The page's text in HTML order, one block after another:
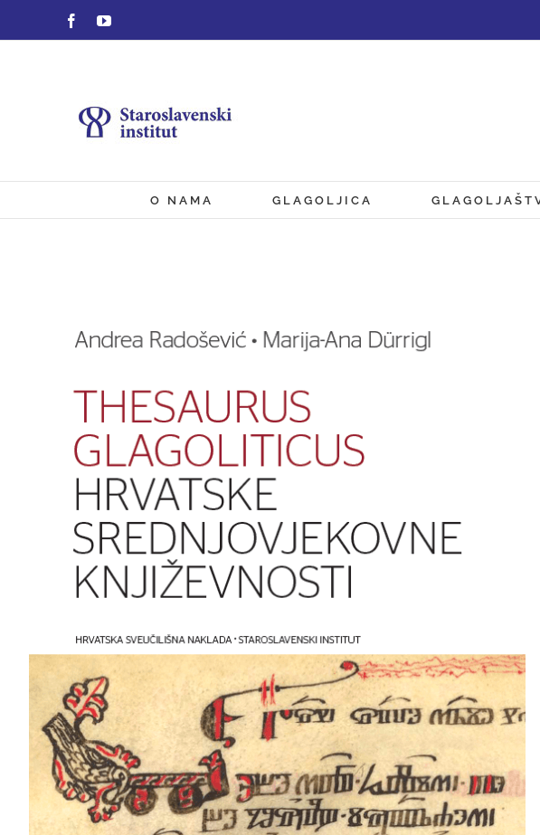
to
FacebookYouTube
O NAMA GLAGOLJICA